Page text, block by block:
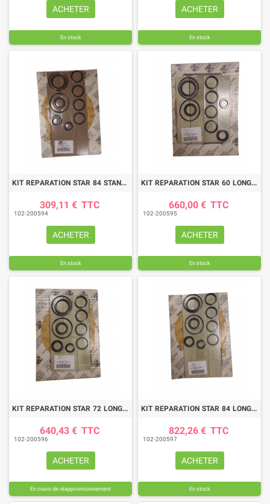
ACHETER
En stock
ACHETER
En stock
KIT REPARATION STAR 84 STANDARD
309,11 € TTC
102-200594
ACHETER
En stock
KIT REPARATION STAR 60 LONG LIFE
660,00 € TTC
102-200595
ACHETER
En stock
KIT REPARATION STAR 72 LONG LIFE
640,43 € TTC
102-200596
ACHETER
En cours de réapprovisionnement
KIT REPARATION STAR 84 LONG LIFE
822,26 € TTC
102-200597
ACHETER
En stock